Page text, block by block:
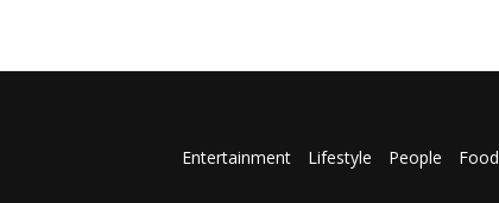
Entertainment Lifestyle People Food